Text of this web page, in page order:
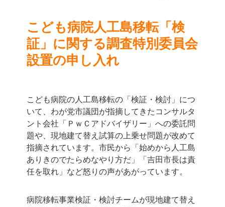
こども病院人工島移転「検
証」に関する調査特別委員会
設置の申し入れ
こども病院の人工島移転の「検証・検討」につ
いて、わが党市議団が指摘してきたコンサルタ
ント会社「ＰｗＣアドバイザリー」への委託問
題や、現地建て替え試算の上乗せ問題が改めて
指摘されています。市民から「始めから人工島
ありきのでたらめなやり方だ」「吉田市長は責
任を取れ」など怒りの声があがっています。
病院移転事業検証・検討チームが現地建て替え